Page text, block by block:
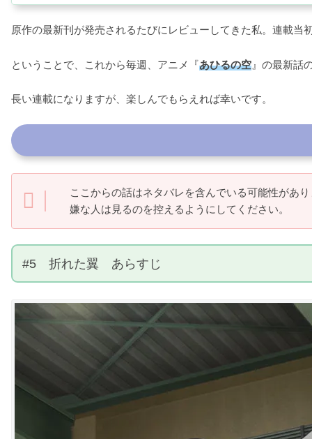
原作の最新刊が発売されるたびにレビューしてきた私。連載
ということで、これから毎週、アニメ『あひるの空 』の最新話
長い連載になりますが、楽しんでもらえれば幸いです。
ここからの話はネタバレを含んでいる可能性があ
嫌な人は見るのを控えるようにしてください。
#5 折れた翼 あらすじ